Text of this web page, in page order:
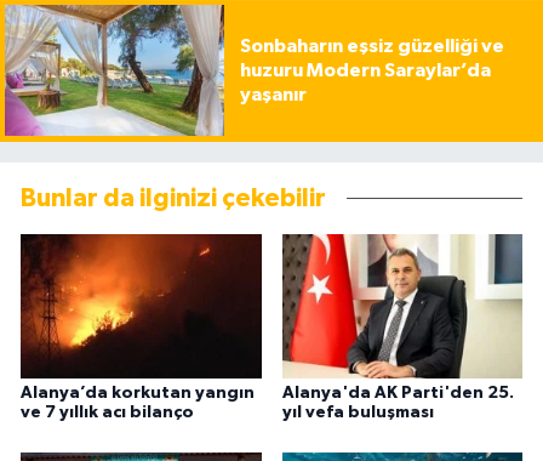
Sonbaharın eşsiz güzelliği ve
huzuru Modern Saraylar’da
yaşanır
Bunlar da ilginizi çekebilir
Alanya’da korkutan yangın
ve 7 yıllık acı bilanço
Alanya'da AK Parti'den 25.
yıl vefa buluşması